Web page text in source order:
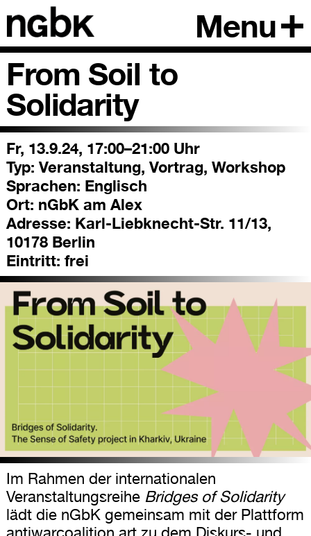
Menu
From Soil to
Solidarity
Fr, 13.9.24, 17:00–21:00 Uhr
Typ: Veranstaltung, Vortrag, Workshop
Sprachen: Englisch
Ort: nGbK am Alex
Adresse: Karl-Liebknecht-Str. 11/13,
10178 Berlin
Eintritt: frei
Im Rahmen der internationalen
Veranstaltungsreihe Bridges of Solidarity
lädt die nGbK gemeinsam mit der Plattform